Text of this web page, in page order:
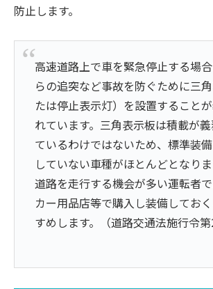
防止します。
高速道路上で車を緊急停止する場
らの追突など事故を防ぐために三
たは停止表示灯）を設置すること
れています。三角表示板は積載が
ているわけではないため、標準装
していない車種がほとんどとなり
道路を走行する機会が多い運転者
カー用品店等で購入し装備してお
すめします。（道路交通法施行令第